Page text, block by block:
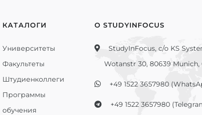
КАТАЛОГИ
Университеты
Факультеты
Штудиенколлеги
Программы
обучения
О STUDYINFOCUS
StudyInFocus, c/o KS
Wotanstr 30, 80639 Munich,
+49 1522 3657980
+49 1522 3657980